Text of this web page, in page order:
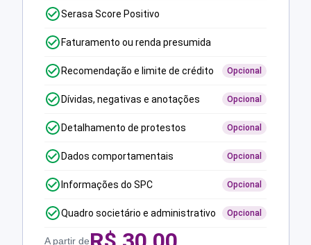
Serasa Score Positivo
Faturamento ou renda presumida
Recomendação e limite de crédito Opcional
Dívidas, negativas e anotações Opcional
Detalhamento de protestos Opcional
Dados comportamentais Opcional
Informações do SPC Opcional
Quadro societário e administrativo Opcional
A partir de